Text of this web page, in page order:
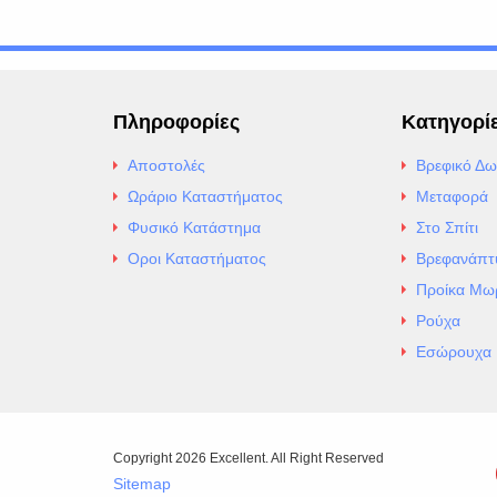
Πληροφορίες
Αποστολές
Ωράριο Καταστήματος
Φυσικό Κατάστημα
Οροι Καταστήματος
Βρεφικό
Μεταφορά
Στο Σπίτι
Προίκα
Ρούχα
Εσώρουχα
Copyright 2026 Excellent. All Right Reserved
Sitemap